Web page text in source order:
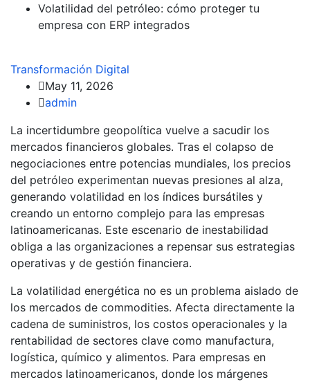
Volatilidad del petróleo: cómo proteger tu
empresa con ERP integrados
Transformación Digital
May 11, 2026
admin
La incertidumbre geopolítica vuelve a sacudir los
mercados financieros globales. Tras el colapso de
negociaciones entre potencias mundiales, los precios
del petróleo experimentan nuevas presiones al alza,
generando volatilidad en los índices bursátiles y
creando un entorno complejo para las empresas
latinoamericanas. Este escenario de inestabilidad
obliga a las organizaciones a repensar sus estrategias
operativas y de gestión financiera.
La volatilidad energética no es un problema aislado de
los mercados de commodities. Afecta directamente la
cadena de suministros, los costos operacionales y la
rentabilidad de sectores clave como manufactura,
logística, químico y alimentos. Para empresas en
mercados latinoamericanos, donde los márgenes